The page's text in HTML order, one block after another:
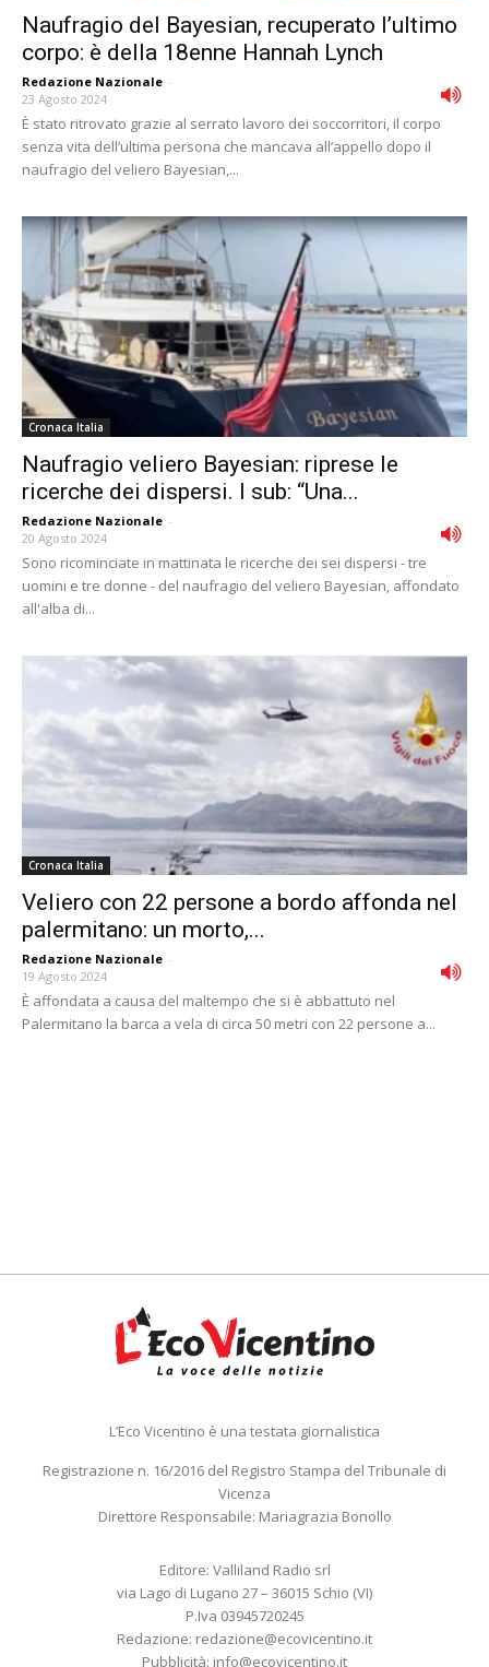
Naufragio del Bayesian, recuperato l’ultimo
corpo: è della 18enne Hannah Lynch
Redazione Nazionale -
23 Agosto 2024
È stato ritrovato grazie al serrato lavoro dei soccorritori, il corpo
senza vita dell’ultima persona che mancava all’appello dopo il
naufragio del veliero Bayesian,...
Cronaca Italia
Naufragio veliero Bayesian: riprese le
ricerche dei dispersi. I sub: “Una...
Redazione Nazionale -
20 Agosto 2024
Sono ricominciate in mattinata le ricerche dei sei dispersi - tre
uomini e tre donne - del naufragio del veliero Bayesian, affondato
all'alba di...
Cronaca Italia
Veliero con 22 persone a bordo affonda nel
palermitano: un morto,...
Redazione Nazionale -
19 Agosto 2024
È affondata a causa del maltempo che si è abbattuto nel
Palermitano la barca a vela di circa 50 metri con 22 persone a...
L’Eco Vicentino è una testata giornalistica
Registrazione n. 16/2016 del Registro Stampa del Tribunale di
Vicenza
Direttore Responsabile: Mariagrazia Bonollo
Editore: Valliland Radio srl
via Lago di Lugano 27 – 36015 Schio (VI)
P.Iva 03945720245
Redazione: redazione@ecovicentino.it
Pubblicità: info@ecovicentino.it